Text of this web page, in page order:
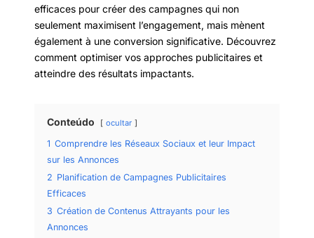
efficaces pour créer des campagnes qui non
seulement maximisent l’engagement, mais mènent
également à une conversion significative. Découvrez
comment optimiser vos approches publicitaires et
atteindre des résultats impactants.
Conteúdo ocultar
1 Comprendre les Réseaux Sociaux et leur Impact
sur les Annonces
2 Planification de Campagnes Publicitaires
Efficaces
3 Création de Contenus Attrayants pour les
Annonces